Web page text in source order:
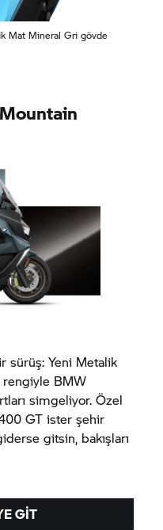
Mat Mineral Gri gövde
sürüş: Yeni Metalik
BMW
simgeliyor. Özel
GT ister şehir
gitsin, bakışları
GIT